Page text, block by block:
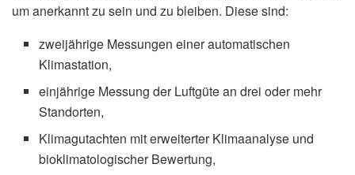
um anerkannt zu sein und zu bleiben. Diese sind:
zweijährige Messungen einer automatischen
Klimastation,
einjährige Messung der Luftgüte an drei oder mehr
Standorten,
Klimagutachten mit erweiterter Klimaanalyse und
bioklimatologischer Bewertung,